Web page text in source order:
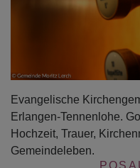
Evangelische
Erlangen-Tennenlohe.
Hochzeit, Trauer,
Gemeindeleben.